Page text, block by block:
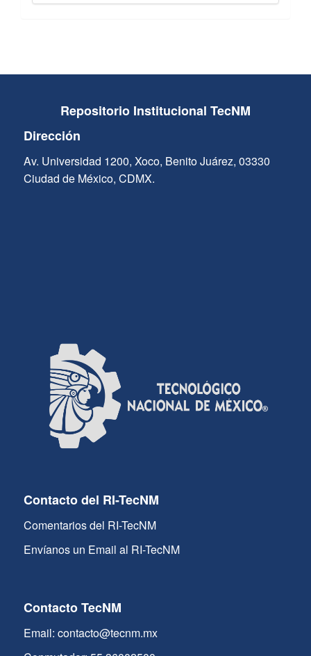
Repositorio Institucional TecNM
Dirección
Av. Universidad 1200, Xoco, Benito Juárez, 03330
Ciudad de México, CDMX.
Contacto del RI-TecNM
Comentarios del RI-TecNM
Envíanos un Email al RI-TecNM
Contacto TecNM
Email: contacto@tecnm.mx